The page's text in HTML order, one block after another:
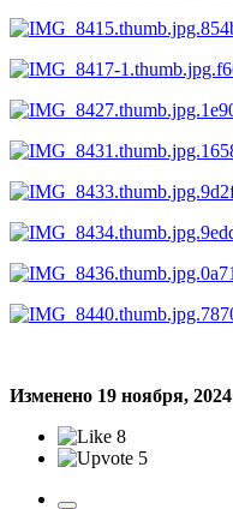
Изменено 19 ноября, 2024
8
5